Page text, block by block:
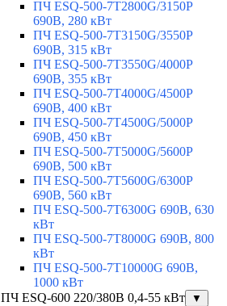
ПЧ ESQ-500-7T2800G/3150P
690В, 280 кВт
ПЧ ESQ-500-7T3150G/3550P
690В, 315 кВт
ПЧ ESQ-500-7T3550G/4000P
690В, 355 кВт
ПЧ ESQ-500-7T4000G/4500P
690В, 400 кВт
ПЧ ESQ-500-7T4500G/5000P
690В, 450 кВт
ПЧ ESQ-500-7T5000G/5600P
690В, 500 кВт
ПЧ ESQ-500-7T5600G/6300P
690В, 560 кВт
ПЧ ESQ-500-7T6300G 690В, 630
кВт
ПЧ ESQ-500-7T8000G 690В, 800
кВт
ПЧ ESQ-500-7T10000G 690В,
1000 кВт
ПЧ ESQ-600 220/380В 0,4-55 кВт
▼